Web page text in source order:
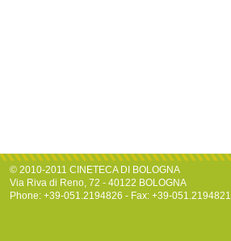
© 2010-2011 CINETECA DI BOLOGNA
Via Riva di Reno, 72 - 40122 BOLOGNA
Phone: +39-051.2194826 - Fax: +39-051.2194821